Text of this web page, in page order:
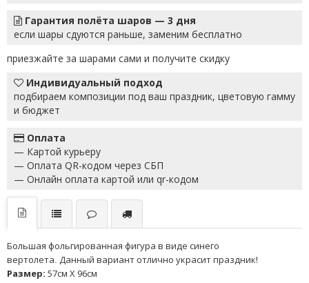
Гарантия полёта шаров — 3 дня
если шары сдуются раньше, заменим бесплатно
приезжайте за шарами сами и получите скидку
Индивидуальный подход
подбираем композиции под ваш праздник, цветовую гамму
и бюджет
Оплата
— Картой курьеру
— Оплата QR-кодом через СБП
— Онлайн оплата картой или qr-кодом
Большая фольгированная фигура в виде синего
вертолета Данный вариант отлично украсит праздник!
Размер: 57см X 96см